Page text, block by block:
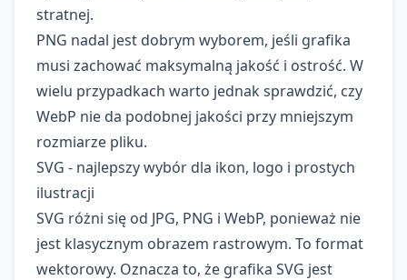
stratnej.
PNG nadal jest dobrym wyborem, jeśli grafika
musi zachować maksymalną jakość i ostrość. W
wielu przypadkach warto jednak sprawdzić, czy
WebP nie da podobnej jakości przy mniejszym
rozmiarze pliku.
SVG - najlepszy wybór dla ikon, logo i prostych
ilustracji
SVG różni się od JPG, PNG i WebP, ponieważ nie
jest klasycznym obrazem rastrowym. To format
wektorowy. Oznacza to, że grafika SVG jest